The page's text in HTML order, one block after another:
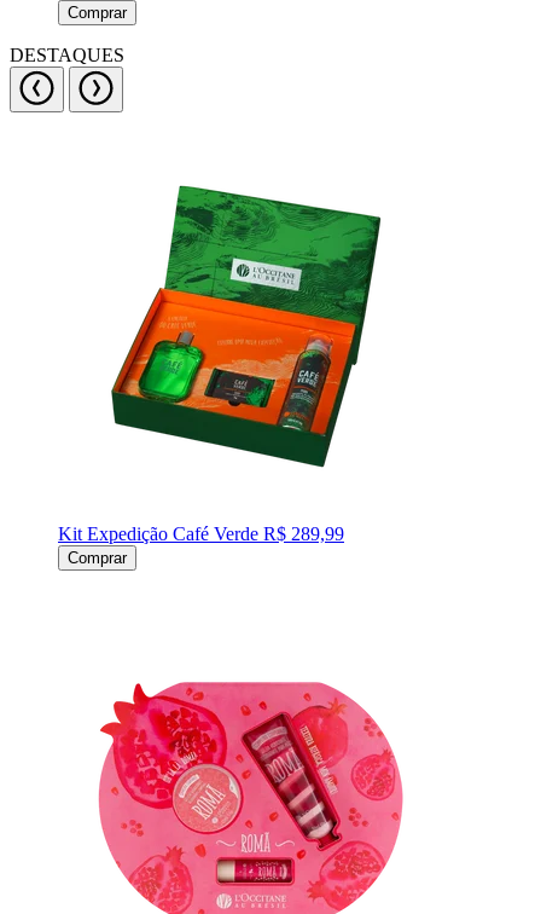
Comprar
DESTAQUES
Kit Expedição Café Verde R$ 289,99
Comprar